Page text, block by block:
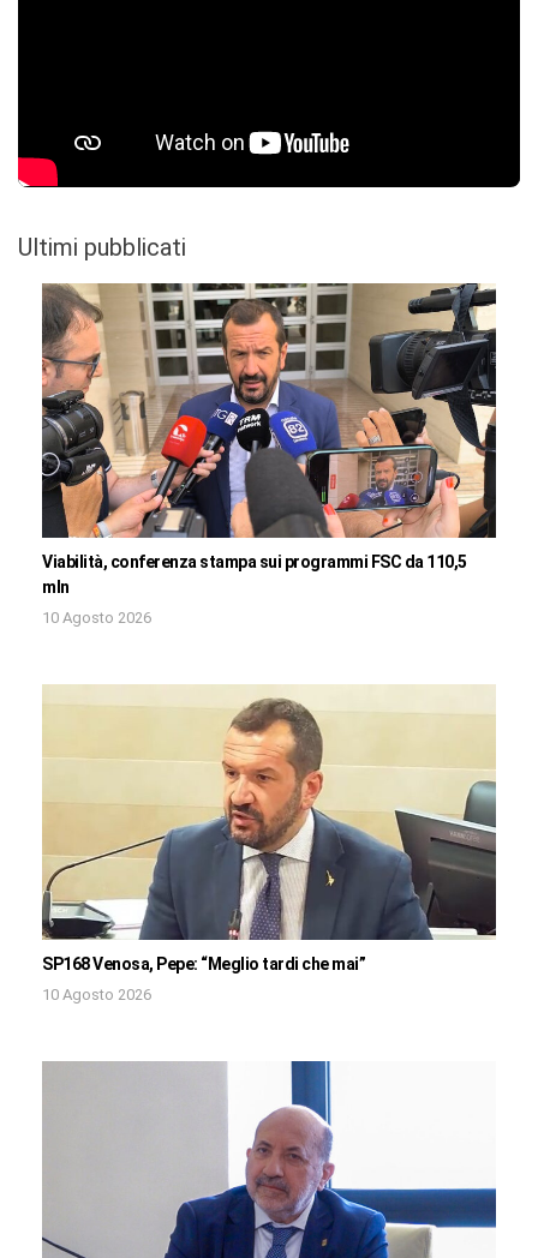
Ultimi pubblicati
Viabilità, conferenza stampa sui programmi FSC da 110,5
mln
10 Agosto 2026
SP168 Venosa, Pepe: “Meglio tardi che mai”
10 Agosto 2026